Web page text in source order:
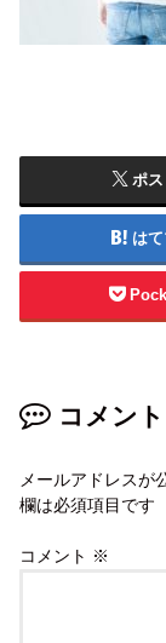
ポス
は
コメン
メールアドレスが
欄は必須項目です
コメント ※